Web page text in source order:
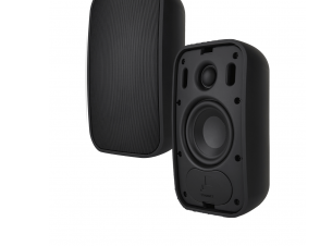
IPX4
8Ω/70V/100V
Dimensions (HxLxP) : 235 x 139 x 122mm